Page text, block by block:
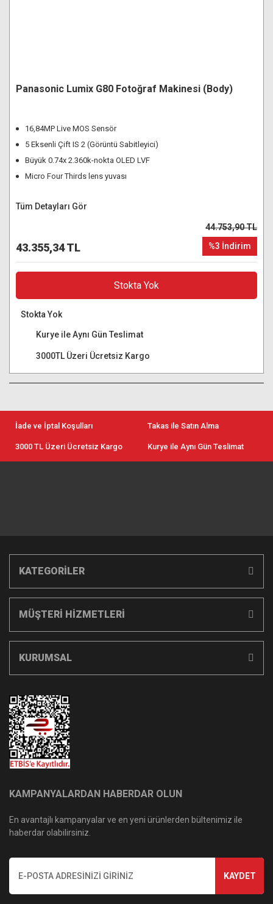
Panasonic Lumix G80 Fotoğraf Makinesi (Body)
16,84MP Live MOS Sensör
5 Eksenli Çift IS 2 (Görüntü Sabitleyici)
Büyük 0.74x 2.360k-nokta OLED LVF
Micro Four Thirds lens yuvası
Tüm Detayları Gör
43.355,34 TL
44.753,90 TL
%3 İndirim
Stokta Yok
Stokta Yok
Kurye ile Aynı Gün Teslimat
3000TL Üzeri Ücretsiz Kargo
İade ve İptal Koşulları Takas ile Satın Alma
3000 TL Üzeri Ücretsiz Kargo Kurye ile Aynı Gün Teslimat
KATEGORİLER
MÜŞTERİ HİZMETLERİ
KURUMSAL
KAMPANYALARDAN HABERDAR OLUN
En avantajlı kampanyalar ve en yeni ürünlerden bültenimiz ile
haberdar olabilirsiniz.
KAYDET